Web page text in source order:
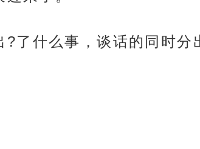
了什么事，谈话的同时